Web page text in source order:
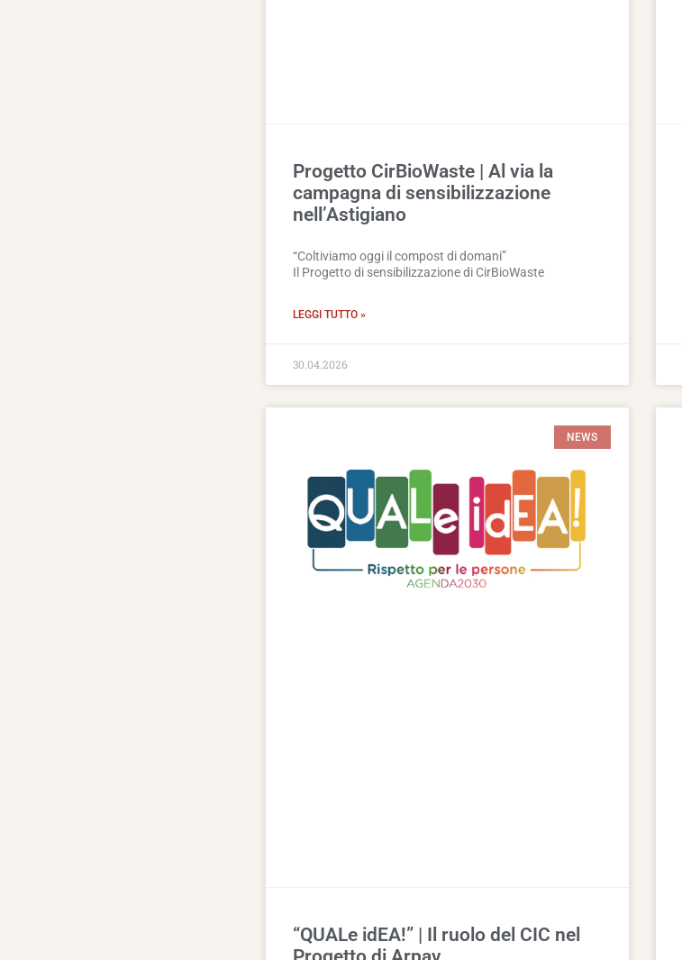
Progetto CirBioWaste | Al via la
campagna di sensibilizzazione
nell’Astigiano
“Coltiviamo oggi il compost di domani”
Il Progetto di sensibilizzazione di CirBioWaste
LEGGI TUTTO »
30.04.2026
NEWS
“QUALe idEA!” | Il ruolo del CIC nel